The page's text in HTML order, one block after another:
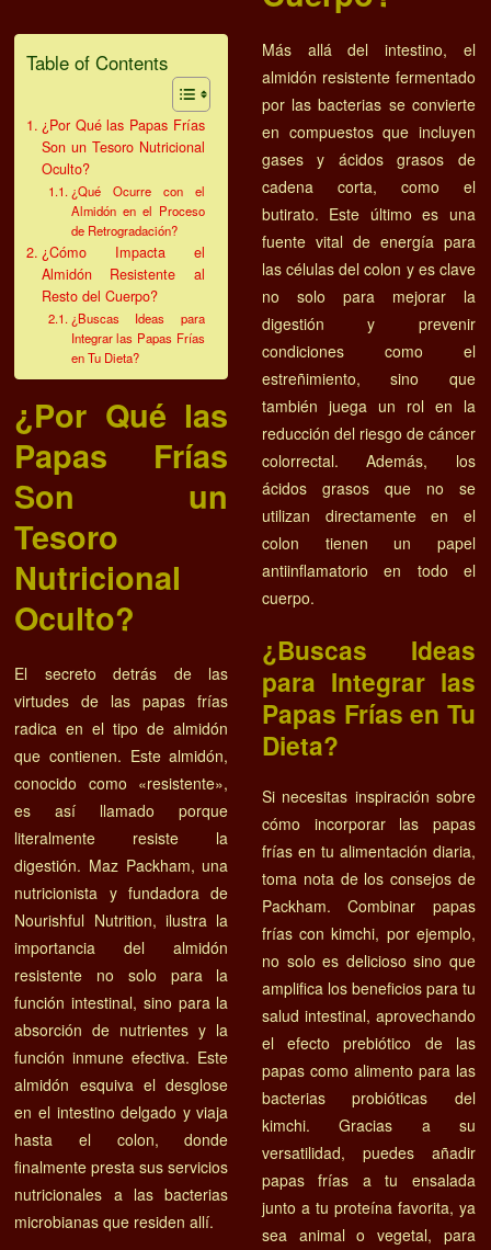
Table of Contents
¿Por Qué las Papas Frías
Son un Tesoro Nutricional
Oculto?
¿Qué Ocurre con el
Almidón en el Proceso
de Retrogradación?
¿Cómo Impacta el
Almidón Resistente al
Resto del Cuerpo?
¿Buscas Ideas para
Integrar las Papas Frías
en Tu Dieta?
¿Por Qué las
Papas Frías
Son un
Tesoro
Nutricional
Oculto?
El secreto detrás de las
virtudes de las papas frías
radica en el tipo de almidón
que contienen. Este almidón,
conocido como «resistente»,
es así llamado porque
literalmente resiste la
digestión. Maz Packham, una
nutricionista y fundadora de
Nourishful Nutrition, ilustra la
importancia del almidón
resistente no solo para la
función intestinal, sino para la
absorción de nutrientes y la
función inmune efectiva. Este
almidón esquiva el desglose
en el intestino delgado y viaja
hasta el colon, donde
finalmente presta sus servicios
nutricionales a las bacterias
microbianas que residen allí.
Más allá del intestino, el
almidón resistente fermentado
por las bacterias se convierte
en compuestos que incluyen
gases y ácidos grasos de
cadena corta, como el
butirato. Este último es una
fuente vital de energía para
las células del colon y es clave
no solo para mejorar la
digestión y prevenir
condiciones como el
estreñimiento, sino que
también juega un rol en la
reducción del riesgo de cáncer
colorrectal. Además, los
ácidos grasos que no se
utilizan directamente en el
colon tienen un papel
antiinflamatorio en todo el
cuerpo.
¿Buscas Ideas
para Integrar las
Papas Frías en Tu
Dieta?
Si necesitas inspiración sobre
cómo incorporar las papas
frías en tu alimentación diaria,
toma nota de los consejos de
Packham. Combinar papas
frías con kimchi, por ejemplo,
no solo es delicioso sino que
amplifica los beneficios para tu
salud intestinal, aprovechando
el efecto prebiótico de las
papas como alimento para las
bacterias probióticas del
kimchi. Gracias a su
versatilidad, puedes añadir
papas frías a tu ensalada
junto a tu proteína favorita, ya
sea animal o vegetal, para